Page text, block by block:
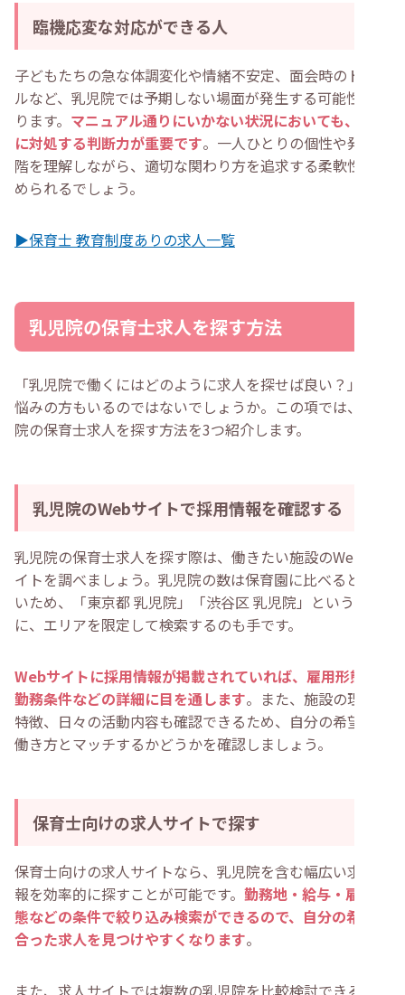
臨機応変な対応ができる人
子どもたちの急な体調変化や情緒不安定、面会時のトラブ
ルなど、乳児院では予期しない場面が発生する可能性があ
ります。 マニュアル通りにいかない状況においても、冷静
に対処する判断力が重要です。一人ひとりの個性や発達段
階を理解しながら、適切な関わり方を追求する柔軟性が求
められるでしょう。
▶保育士 教育制度ありの求人一覧
乳児院の保育士求人を探す方法
「乳児院で働くにはどのように求人を探せば良い？」とお
悩みの方もいるのではないでしょうか。この項では、乳児
院の保育士求人を探す方法を3つ紹介します。
乳児院のWebサイトで採用情報を確認する
乳児院の保育士求人を探す際は、働きたい施設のWebサ
イトを調べましょう。乳児院の数は保育園に比べると少な
いため、「東京都 乳児院」「渋谷区 乳児院」というよう
に、エリアを限定して検索するのも手です。
Webサイトに採用情報が掲載されていれば、雇用形態や
勤務条件などの詳細に目を通します。また、施設の理念や
特徴、日々の活動内容も確認できるため、自分の希望する
働き方とマッチするかどうかを確認しましょう。
保育士向けの求人サイトで探す
保育士向けの求人サイトなら、乳児院を含む幅広い求人情
報を効率的に探すことが可能です。 勤務地・給与・雇用形
態などの条件で絞り込み検索ができるので、自分の希望に
合った求人を見つけやすくなります。